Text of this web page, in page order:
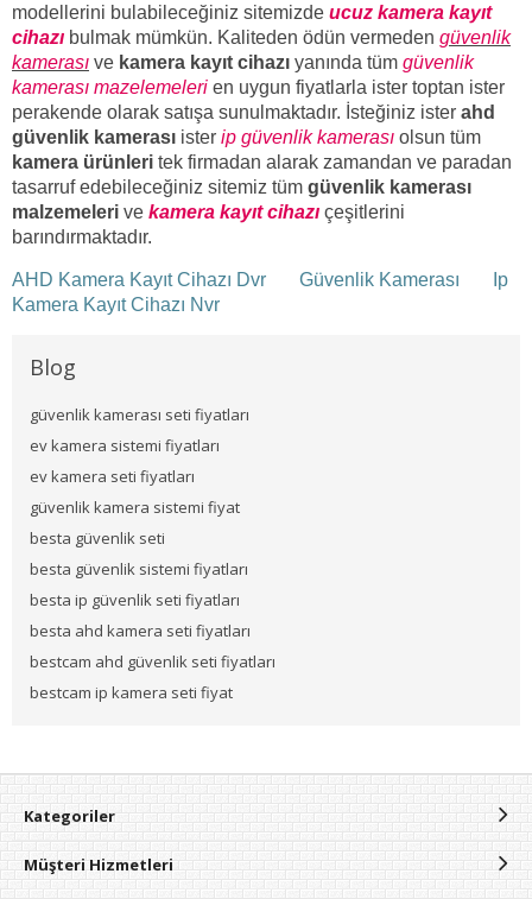
modellerini bulabileceğiniz sitemizde ucuz kamera kayıt
cihazı bulmak mümkün. Kaliteden ödün vermeden güvenlik
kamerası ve kamera kayıt cihazı yanında tüm güvenlik
kamerası mazelemeleri en uygun fiyatlarla ister toptan ister
perakende olarak satışa sunulmaktadır. İsteğiniz ister ahd
güvenlik kamerası ister ip güvenlik kamerası olsun tüm
kamera ürünleri tek firmadan alarak zamandan ve paradan
tasarruf edebileceğiniz sitemiz tüm güvenlik kamerası
malzemeleri ve kamera kayıt cihazı çeşitlerini
barındırmaktadır.
AHD Kamera Kayıt Cihazı Dvr Güvenlik Kamerası
Ip
Kamera Kayıt Cihazı Nvr
Blog
güvenlik kamerası seti fiyatları
ev kamera sistemi fiyatları
ev kamera seti fiyatları
güvenlik kamera sistemi fiyat
besta güvenlik seti
besta güvenlik sistemi fiyatları
besta ip güvenlik seti fiyatları
besta ahd kamera seti fiyatları
bestcam ahd güvenlik seti fiyatları
bestcam ip kamera seti fiyat
Kategoriler
Müşteri Hizmetleri